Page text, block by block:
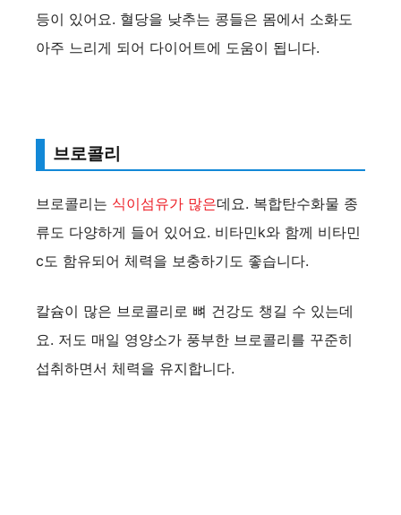
y
d
e
등이 있어요. 혈당을 낮추는 콩들은 몸에서 소화도
아주 느리게 되어 다이어트에 도움이 됩니다.
브로콜리
브로콜리는 식이섬유가 많은데요. 복합탄수화물 종
류도 다양하게 들어 있어요. 비타민k와 함께 비타민
c도 함유되어 체력을 보충하기도 좋습니다.
칼슘이 많은 브로콜리로 뼈 건강도 챙길 수 있는데
요. 저도 매일 영양소가 풍부한 브로콜리를 꾸준히
섭취하면서 체력을 유지합니다.